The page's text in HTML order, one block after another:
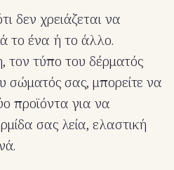
δεν χρειάζεται να
το ένα ή το άλλο.
τύπο του δέρματός
σώματός σας, μπορείτε να
προϊόντα για να
σας λεία, ελαστική